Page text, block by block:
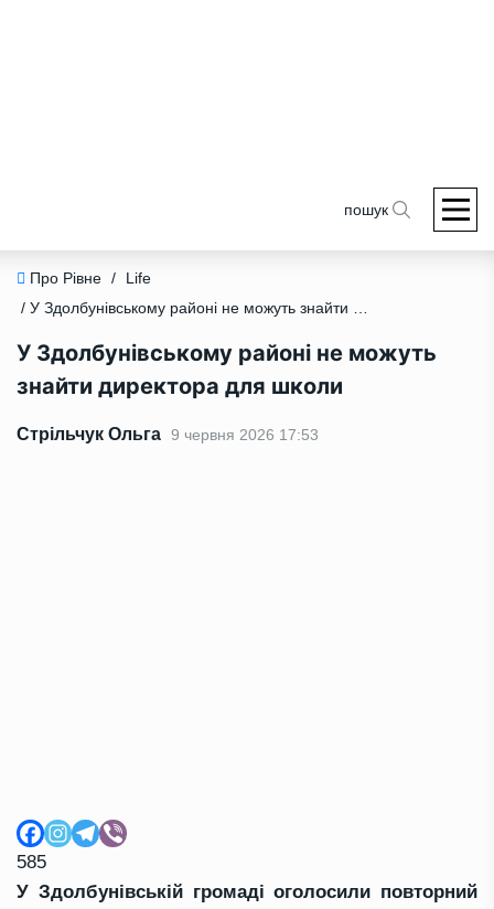
пошук
Про Рівне /
Life
/ У Здолбунівському районі не можуть знайти директора для школи
У Здолбунівському районі не можуть
знайти директора для школи
Стрільчук Ольга 9 червня 2026 17:53
585
У Здолбунівській громаді оголосили повторний